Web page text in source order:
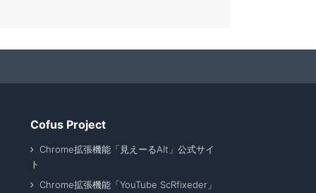
Cofus Project
Chrome拡張機能「見えーるAlt」公式サイ
ト
Chrome拡張機能「YouTube ScRfixeder」